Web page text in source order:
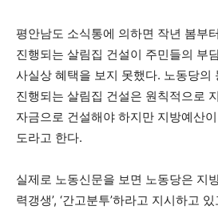
평안남도 소식통에 의하면 작년 봄부
진행되는 살림집 건설이 주민들의 부
사실상 혜택을 보지 못했다. 노동당의
진행되는 살림집 건설은 원칙적으로
자금으로 건설해야 하지만 지방예산
도라고 한다.
실제로 노동신문을 보면 노동당은 지
력갱생’, ‘간고분투’하라고 지시하고